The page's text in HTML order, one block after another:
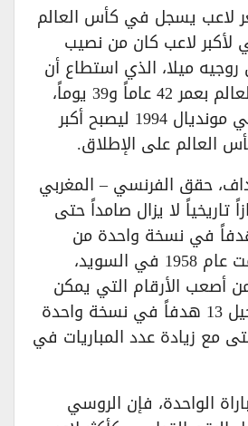
لاعب يسجل في كأس العالم
لأكبر لاعب كان من نصيب
ميلا، الذي استطاع أن
يسجل في كأس العالم بعمر 42 عاماً و39 يوماً،
وذلك ضد روسيا في مونديال 1994 ليصبح أكبر
العالم على الإطلاق.
حقق الفرنسي – المغربي
تاريخياً لا يزال صامداً حتى
13 هدفاً في نسخة واحدة من
البطولة التي أقيمت عام 1958 في السويد،
أصعب الأرقام التي يمكن
كسرها، إذ إن تسجيل 13 هدفاً في نسخة واحدة
مع زيادة عدد المباريات في
الواحدة، فإن الروسي